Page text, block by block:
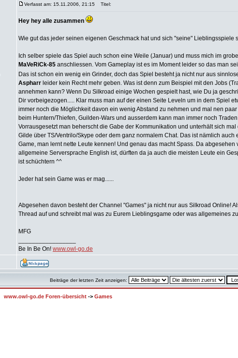
Verfasst am: 15.11.2006, 21:15 Titel:
Hey hey alle zusammen
Wie gut das jeder seinen eigenen Geschmack hat und sich "seine" Lieblingsspiele
Ich selber spiele das Spiel auch schon eine Weile (Januar) und muss mich im
MaVeRiCk-85 anschliessen. Vom Gameplay ist es im Moment leider so das man
Das ist schon ein wenig ein Grinder, doch das Spiel besteht ja nicht nur aus
Aspharr leider kein Recht mehr geben. Was ist denn zum Beispiel mit den Jobs
annehmen kann? Wenn Du Silkroad einige Wochen gespielt hast, wie Du ja
Dir vorbeigezogen..... Klar muss man auf der einen Seite Leveln um in dem Spiel
immer noch die Möglichkeit davon ein wenig Abstand zu nehmen und mal nen
beim Huntern/Thiefen, Guilden-Wars und ausserdem kann man immer noch
Vorrausgesetzt man beherscht die Gabe der Kommunikation und unterhält sich
Gilde über TS/Ventrilo/Skype oder dem ganz normalem Chat. Das ist nämlich
Game, man lernt nette Leute kennen! Und genau das macht Spass. Da
allgemeine Serversprache English ist, dürften da ja auch die meisten Leute ein
ist schüchtern ^^
Jeder hat sein Game was er mag......
Abgesehen davon besteht der Channel "Games" ja nicht nur aus Silkroad Online!
Thread auf und schreibt mal was zu Eurem Lieblingsgame oder was allgemeines
MFG
Be In Be On! www.owl-go.de
Beiträge der letzten Zeit anzeigen:
www.owl-go.de Foren-übersicht -> Games